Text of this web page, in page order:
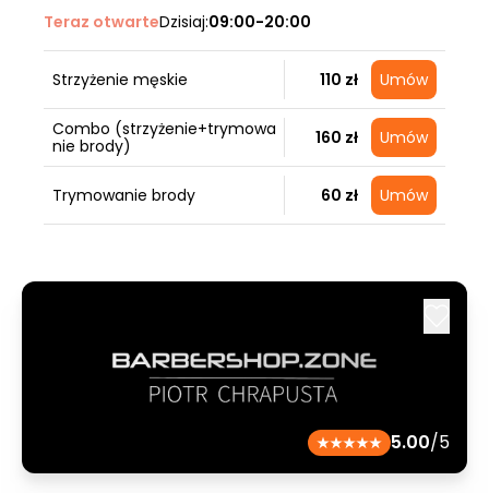
Teraz otwarteDzisiaj:09:00-20:00
Strzyżenie męskie 110 zł Umów
Combo (strzyżenie+trymowa
nie brody)
160 zł Umów
Trymowanie brody 60 zł Umów
5.00/5